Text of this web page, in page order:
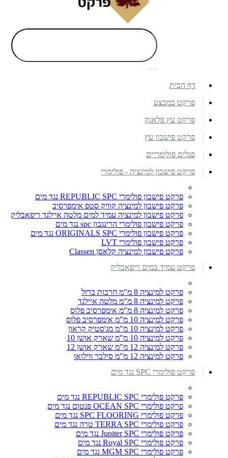
דף הבית
פרקט במבצע
פרקט עץ פלאנק
פרקט פישבון עץ
פנלים פולימריים
פרקט פישבון למינציה - פולימרי
פרקט פישבון פולימרי REPUBLIC SPC נגד מים
פרקט פישבון למינציה קוויק סטפ אימפרסיב
פרקט פישבון למינציה עמיד למים מלטה איילנד ריפאבליק
פרקט פישבון פולימרי הרינגבון spc נגד מים
פרקט פישבון פולימרי ORIGINALS SPC נגד מים
פרקט פישבון פולימרי LVT
פרקט פישבון למינציה קלאסן Classen
פרקט עמיד במים ריפאבליק
פרקט למינציה 8 מ"מ חרבות ברזל
פרקט למינציה 8 מ"מ מלטה איילנד
פרקט למינציה 8 מ"מ אימפרסיב פלוס
פרקט למינציה 10 מ"מ אימפרסיב פלוס
פרקט למינציה 10 מ"מ מג'סטיק קראון
פרקט למינציה 10 מ"מ שארק אושן 10
פרקט למינציה 12 מ"מ שארק אושן 12
פרקט למינציה 12 מ"מ סילבר ווילואו
פרקט פולימרי SPC נגד מים
פרקט פולימרי REPUBLIC SPC נגד מים
פרקט פולימרי OCEAN SPC פנטום נגד מים
פרקט פולימרי SPC FLOORING נגד מים
פרקט פולימרי TERRA SPC טרה נגד מים
פרקט פולימרי Jupiter SPC נגד מים
פרקט פולימרי Royal SPC נגד מים
פרקט פולימרי MGM SPC נגד מים